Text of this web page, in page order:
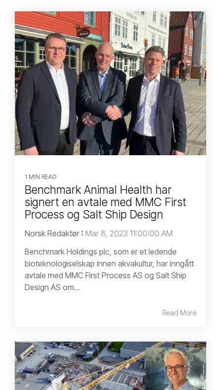
1 MIN READ
Benchmark Animal Health har
signert en avtale med MMC First
Process og Salt Ship Design
Norsk Redaktør : Mar 8, 2023 11:00:00 AM
Benchmark Holdings plc, som er et ledende
bioteknologiselskap innen akvakultur, har inngått
avtale med MMC First Process AS og Salt Ship
Design AS om...
Read More